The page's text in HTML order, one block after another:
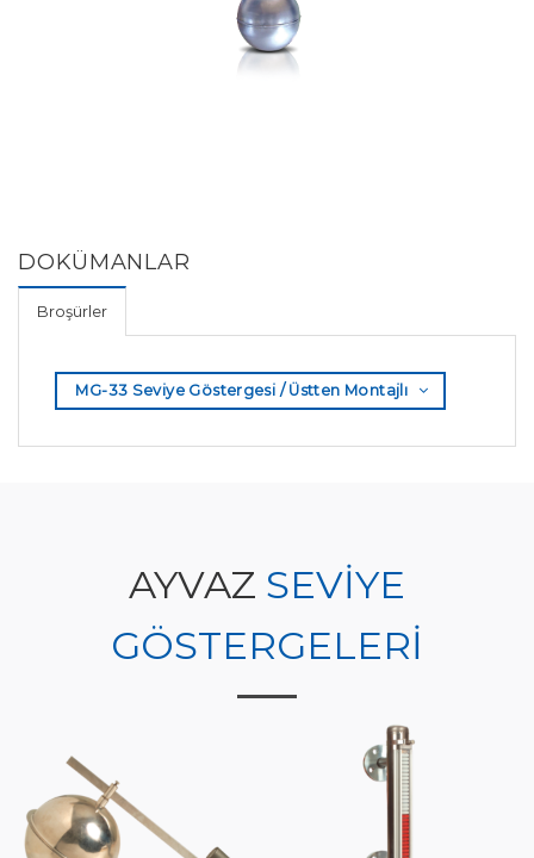
DOKÜMANLAR
Broşürler
MG-33 Seviye Göstergesi / Üstten Montajlı
AYVAZ SEVİYE
GÖSTERGELERİ